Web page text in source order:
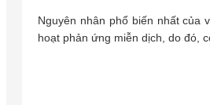
Nguyên nhân phổ biến nhất của
hoạt phản ứng miễn dịch, do đó,